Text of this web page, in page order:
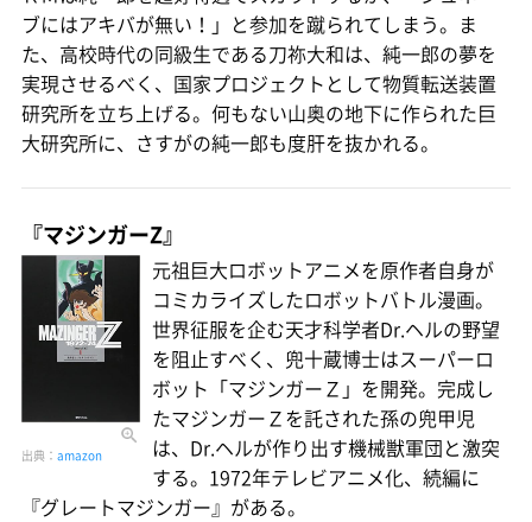
ブにはアキバが無い！」と参加を蹴られてしまう。ま
た、高校時代の同級生である刀祢大和は、純一郎の夢を
実現させるべく、国家プロジェクトとして物質転送装置
研究所を立ち上げる。何もない山奥の地下に作られた巨
大研究所に、さすがの純一郎も度肝を抜かれる。
『マジンガーZ』
出典： amazon
元祖巨大ロボットアニメを原作者自身が
コミカライズしたロボットバトル漫画。
世界征服を企む天才科学者Dr.ヘルの野望
を阻止すべく、兜十蔵博士はスーパーロ
ボット「マジンガーＺ」を開発。完成し
たマジンガーＺを託された孫の兜甲児
は、Dr.ヘルが作り出す機械獣軍団と激突
する。1972年テレビアニメ化、続編に
『グレートマジンガー』がある。